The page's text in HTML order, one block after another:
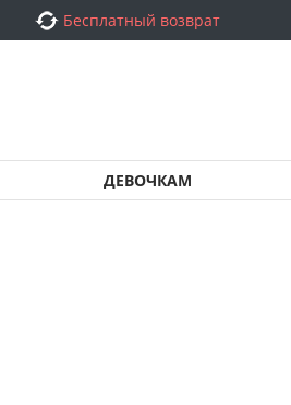
Бесплатный возврат
ДЕВОЧКАМ